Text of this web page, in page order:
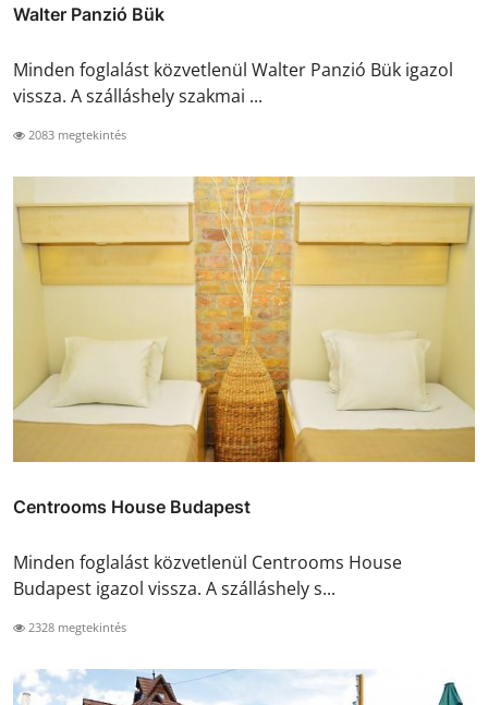
Walter Panzió Bük
Minden foglalást közvetlenül Walter Panzió Bük igazol
vissza. A szálláshely szakmai ...
2083 megtekintés
Centrooms House Budapest
Minden foglalást közvetlenül Centrooms House
Budapest igazol vissza. A szálláshely s...
2328 megtekintés